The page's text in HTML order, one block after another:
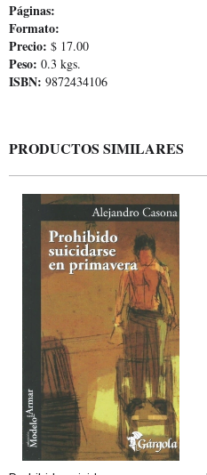
Páginas:
Formato:
Precio: $ 17.00
Peso: 0.3 kgs.
ISBN: 9872434106
PRODUCTOS SIMILARES